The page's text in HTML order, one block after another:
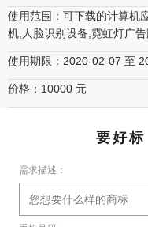
使用范围：可下载的计算机
机,人脸识别设备,霓虹灯广
使用期限：2020-02-07 至
价格：10000 元
要好
需求描述：